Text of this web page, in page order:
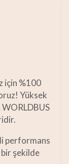
için %100
Yüksek
performans
bir şekilde